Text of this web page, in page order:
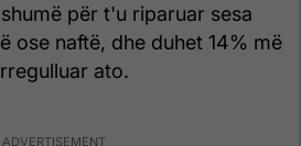
për t'u riparuar sesa
ose naftë, dhe duhet 14% më
ato.